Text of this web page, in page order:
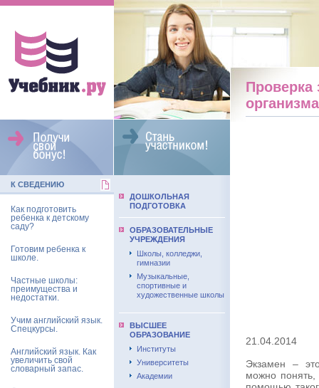
Проверка
21.04.2014
Экзамен –
можно
ДОШКОЛЬНАЯ
ПОДГОТОВКА
ОБРАЗОВАТЕЛЬНЫЕ
УЧРЕЖДЕНИЯ
Школы, колледжи,
гимназии
Музыкальные,
спортивные и
художественные школы
ВЫCШЕЕ
ОБРАЗОВАНИЕ
Институты
Университеты
Академии
К СВЕДЕНИЮ
Как подготовить
ребенка к детскому
саду?
Готовим ребенка к
школе.
Частные школы:
преимущества и
недостатки.
Учим английский язык.
Спецкурсы.
Английский язык. Как
увеличить свой
словарный запас.